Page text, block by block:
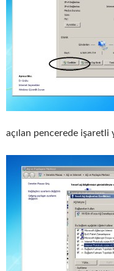
açılan pencerede işaretli